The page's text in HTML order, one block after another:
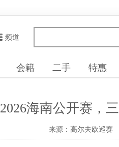
频道
会籍 二手 特惠
2026海南公开赛，
来源：高尔夫欧巡赛